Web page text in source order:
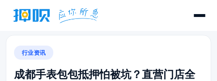
行业资讯
成都手表包包抵押怕被坑？直营门店全